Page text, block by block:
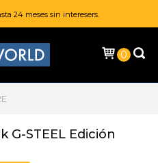
24 meses sin interesers.
0
G-STEEL Edición